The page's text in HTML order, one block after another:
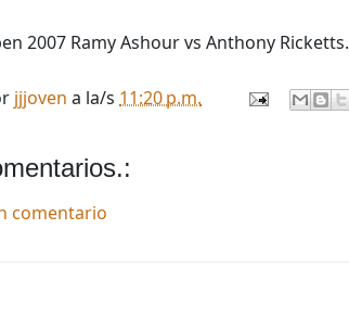
2007 Ramy Ashour vs Anthony Ricketts.
jjjoven a la/s 11:20 p.m.
comentario